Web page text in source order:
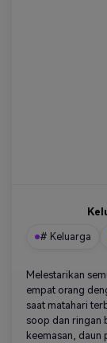
# Keluarga
Melestarikan
empat orang
saat matahari
soop dan ringan
keemasan, daun